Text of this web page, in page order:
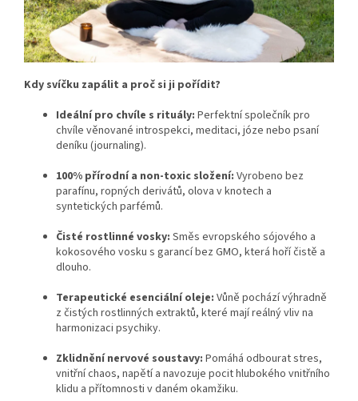
Kdy svíčku zapálit a proč si ji pořídit?
Ideální pro chvíle s rituály: Perfektní společník pro
chvíle věnované introspekci, meditaci, józe nebo psaní
deníku (journaling).
100% přírodní a non-toxic složení: Vyrobeno bez
parafínu, ropných derivátů, olova v knotech a
syntetických parfémů.
Čisté rostlinné vosky: Směs evropského sójového a
kokosového vosku s garancí bez GMO, která hoří čistě a
dlouho.
Terapeutické esenciální oleje: Vůně pochází výhradně
z čistých rostlinných extraktů, které mají reálný vliv na
harmonizaci psychiky.
Zklidnění nervové soustavy: Pomáhá odbourat stres,
vnitřní chaos, napětí a navozuje pocit hlubokého vnitřního
klidu a přítomnosti v daném okamžiku.